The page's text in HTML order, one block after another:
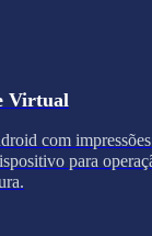
Virtual
com
para